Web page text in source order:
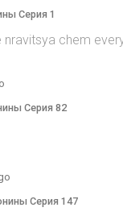
Серия 1
nravitsya chem
Серия 82
Серия 147